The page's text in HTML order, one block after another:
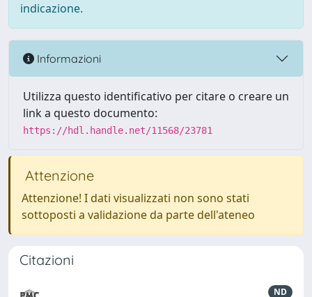
indicazione.
Informazioni
Utilizza questo identificativo per citare o creare un
link a questo documento:
https://hdl.handle.net/11568/23781
Attenzione
Attenzione! I dati visualizzati non sono stati
sottoposti a validazione da parte dell'ateneo
Citazioni
ND